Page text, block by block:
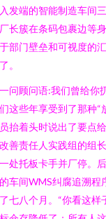
发端的智能制造车间
长簇在条码包裹边等
部门壁垒和可视度的
。
问顾问语:我们曾给你
这些年享受到了那种“
抬着头时说出了要点
善责任人实践组的组
处托板卡手并厂停。
车间WMS纠腐追溯程
七八个月。“你看这